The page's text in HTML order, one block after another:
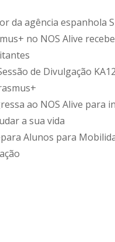
da agência espanhola
no NOS Alive
de Divulgação
ao NOS Alive para
a sua vida
Alunos para